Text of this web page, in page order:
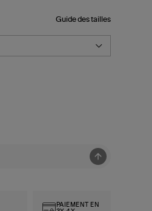
Guide des tailles
PAIEMENT EN